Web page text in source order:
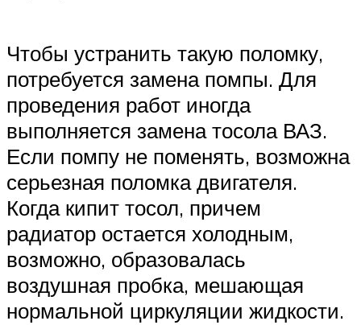
Чтобы устранить такую поломку,
потребуется замена помпы. Для
проведения работ иногда
выполняется замена тосола ВАЗ.
Если помпу не поменять, возможна
серьезная поломка двигателя.
Когда кипит тосол, причем
радиатор остается холодным,
возможно, образовалась
воздушная пробка, мешающая
нормальной циркуляции жидкости.